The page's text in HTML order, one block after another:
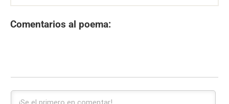
Comentarios al poema: